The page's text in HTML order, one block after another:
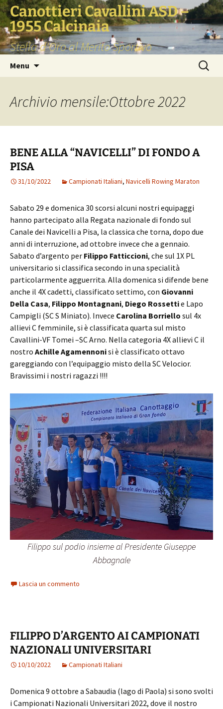
Vai
al
contenuto
Canottieri Cavallini ASD –
1955 Calcinaia
Stella d'Oro al Merito Sportivo
Menu
Ricerca
per:
Archivio mensile:Ottobre 2022
BENE ALLA “NAVICELLI” DI FONDO A
PISA
31/10/2022 Campionati Italiani, Navicelli Rowing Maraton
Sabato 29 e domenica 30 scorsi alcuni nostri equipaggi
hanno partecipato alla Regata nazionale di fondo sul
Canale dei Navicelli a Pisa, la classica che torna, dopo due
anni di interruzione, ad ottobre invece che a gennaio.
Sabato d’argento per Filippo Fatticcioni, che sul 1X PL
universitario si classifica secondo in una specialità
particolarmente agguerrita. Alla domenica si difende bene
anche il 4X cadetti, classificato settimo, con Giovanni
Della Casa, Filippo Montagnani, Diego Rossettie Lapo
Campigli (SC S Miniato). Invece Carolina Borriello sul 4x
allievi C femminile, si è classificata quarta sul misto
Cavallini-VF Tomei –SC Arno. Nella categoria 4X allievi C il
nostro Achille Agamennonisi è classificato ottavo
gareggiando con l’equipaggio misto della SC Velocior.
Bravissimi i nostri ragazzi !!!!
Filippo sul podio insieme al Presidente Giuseppe
Abbagnale
Lascia un commento
FILIPPO D’ARGENTO AI CAMPIONATI
NAZIONALI UNIVERSITARI
10/10/2022 Campionati Italiani
Domenica 9 ottobre a Sabaudia (lago di Paola) si sono svolti
i Campionati Nazionali Universitari 2022, dove il nostro